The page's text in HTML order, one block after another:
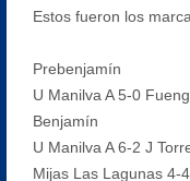
Estos fueron los
Prebenjamín
U Manilva A 5-0
Benjamín
U Manilva A 6-2 J
Mijas Las Lagunas 4-